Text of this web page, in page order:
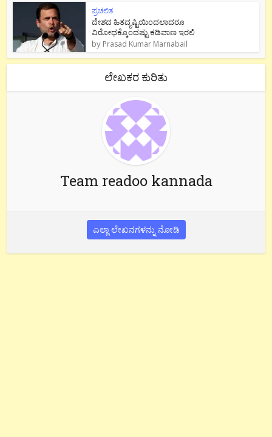
ಪ್ರಚಲಿತ
ದೇಶದ ಹಿತದೃಷ್ಟಿಯಿಂದಲಾದರೂ
ವಿರೋಧಕ್ಕೊಂದಷ್ಟು ಕಡಿವಾಣ ಇರಲಿ
by Prasad Kumar Marnabail
ಲೇಖಕರ ಕುರಿತು
Team readoo kannada
ಎಲ್ಲಾ ಲೇಖನಗಳನ್ನು ನೋಡಿ